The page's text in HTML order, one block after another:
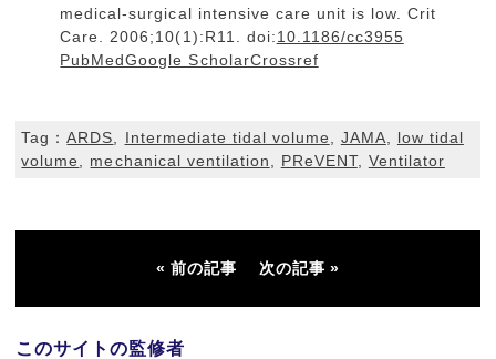
medical-surgical intensive care unit is low. Crit
Care. 2006;10(1):R11. doi:10.1186/cc3955
PubMedGoogle ScholarCrossref
Tag：ARDS Intermediate tidal volume JAMA
low tidal
volume
mechanical ventilation PReVENT, Ventilator
前の記事 次の記事
このサイトの監修者